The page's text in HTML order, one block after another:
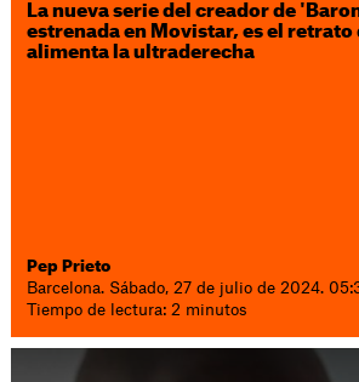
La nueva serie del creador de
estrenada en Movistar, es el retrato
alimenta la ultraderecha
Pep Prieto
Barcelona. Sábado, 27 de julio de 2024.
Tiempo de lectura: 2 minutos